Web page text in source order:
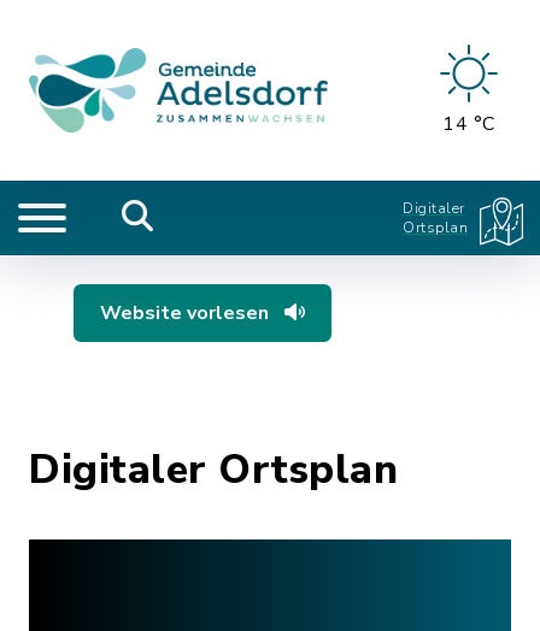
14 °C
Digitaler
Ortsplan
Website vorlesen
Digitaler Ortsplan